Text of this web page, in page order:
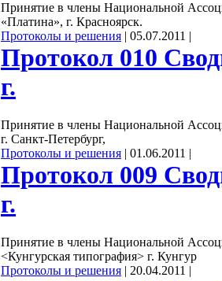
Принятие в члены Национальной
«Платина», г. Красноярск.
Протоколы и решения | 05.07.2011 |
Протокол 010
г.
Принятие в члены Национальной
г. Санкт-Петербург,
Протоколы и решения | 01.06.2011 |
Протокол 009
г.
Принятие в члены Национальной
<Кунгурская типография> г. Кунгур
Протоколы и решения | 20.04.2011 |